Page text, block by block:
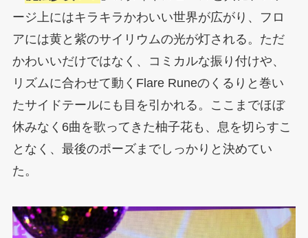
ージ上にはキラキラかわいい世界が広がり、フロ
アには黄と紫のサイリウムの光が灯される。ただ
かわいいだけではなく、コミカルな振り付けや、
リズムに合わせて動くFlare Runeのくるりと巻い
たサイドテールにも目を引かれる。ここまでほぼ
休みなく6曲を歌ってきた柚子花も、息を切らすこ
となく、最後のポーズまでしっかりと決めてい
た。